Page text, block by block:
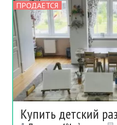
ПРОДАЕТСЯ
Купить детский